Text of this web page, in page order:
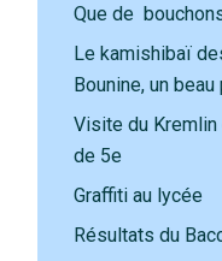
Que de
Le kamishibaï
Bounine, un
Visite du
de 5e
Graffiti au lycée
Résultats du